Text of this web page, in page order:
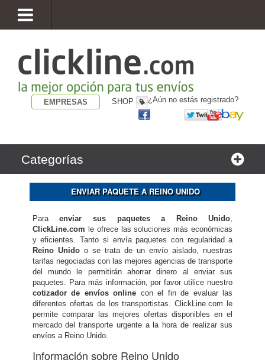
EMPRESAS SHOP ¿Aún no estás registrado?
Categorías
ENVIAR PAQUETE A REINO UNIDO
Paraenviar sus paquetes a Reino Unido,
ClickLine.com le ofrece las soluciones más económicas
y eficientes. Tanto si envía paquetes con regularidad a
Reino Unidoo se trata de un envío aislado, nuestras
tarifas negociadas con las mejores agencias de transporte
del mundo le permitirán ahorrar dinero al enviar sus
paquetes. Para más información, por favor utilice nuestro
cotizador de envíos online con el fin de evaluar las
diferentes ofertas de los transportistas. ClickLine.com le
permite comparar las mejores ofertas disponibles en el
mercado del transporte urgente a la hora de realizar sus
envíos a Reino Unido.
Información sobre Reino Unido